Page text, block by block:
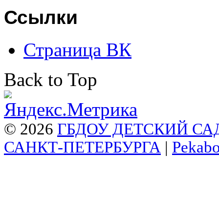
Ссылки
Страница ВК
Back to Top
© 2026 ГБДОУ ДЕТСКИЙ
САНКТ-ПЕТЕРБУРГА |